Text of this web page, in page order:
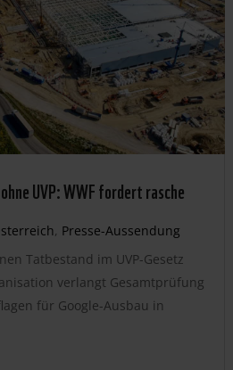
UVP: WWF fordert rasche
, Presse-Aussendung
Tatbestand im UVP-Gesetz
verlangt Gesamtprüfung
für Google-Ausbau in